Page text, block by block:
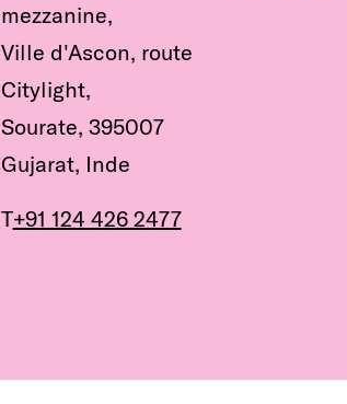
mezzanine,
Ville d'Ascon, route
Citylight,
Sourate, 395007
Gujarat, Inde
T+91 124 426 2477